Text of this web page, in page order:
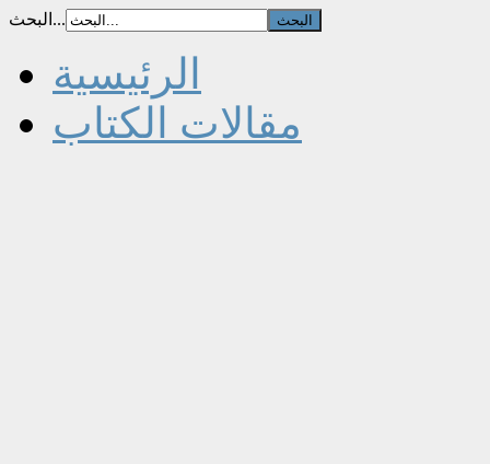
البحث...
الرئيسية
مقالات الكتاب